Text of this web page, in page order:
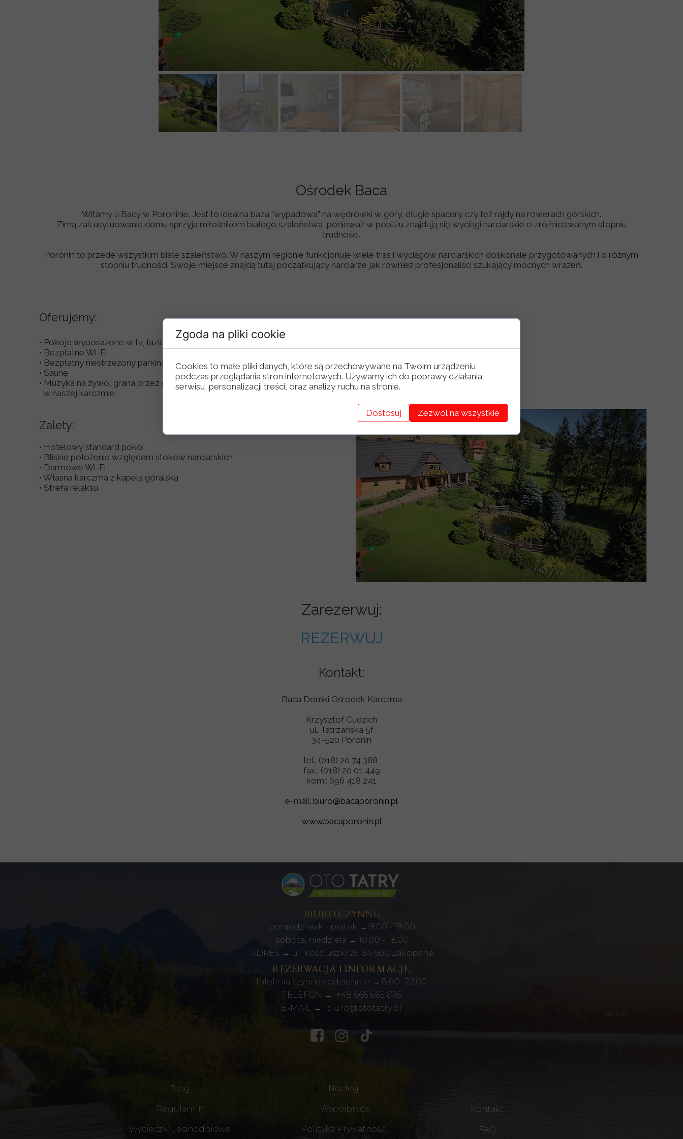
Ośrodek Baca
Witamy u Bacy w Poroninie. Jest to idealna baza "wypadowa" na wędrówki w góry, długie spacery czy też rajdy na rowerach górskich.
Zimą zaś usytuowanie domu sprzyja miłośnikom białego szaleństwa, ponieważ w pobliżu znajdują się wyciągi narciarskie o zróżnicowanym stopniu
trudności.
Poronin to przede wszystkim białe szaleństwo. W naszym regionie funkcjonuje wiele tras i wyciągów narciarskich doskonale przygotowanych i o różnym
stopniu trudności. Swoje miejsce znajdą tutaj początkujący narciarze jak również profesjonaliści szukający mocnych wrażeń.
Oferujemy:
• Pokoje wyposażone w tv, łazienki, internet, ręczniki
• Bezpłatne Wi-Fi
• Bezpłatny niestrzeżony parking
• Saunę
• Muzyka na żywo, grana przez góralską kapelę
w naszej karczmie
Zalety:
• Hotelowy standard pokoi
• Bliskie położenie względem stoków narciarskich
• Darmowe Wi-Fi
• Własna karczma z kapelą góralską
• Strefa relaksu.
Zarezerwuj:
REZERWUJ
Kontakt:
Baca Domki Ośrodek Karczma
Krzysztof Cudzich
ul. Tatrzańska 5f
34-520 Poronin
tel.: (018) 20 74 388
fax.: (018) 20 01 449
kom.: 696 418 241
e-mail: biuro@bacaporonin.pl
www.bacaporonin.pl
Kontakt
FAQ
Noclegi
Współpraca
Polityka Prywatności
BIURO CZYNNE:
poniedziałek - piątek → 9.00 - 19.00
sobota, niedziela → 10.00 - 18.00
ADRES → ul. Kościuszki 25, 34-500 Zakopane
REZERWACJA I INFORMACJE:
Infolinia czynna codziennie → 8.00- 22.00
TELEFON → +48 665 665 676
E-MAIL →
biuro@ototatry.pl
Blog
Regulamin
Wycieczki Jednodniowe
Zgoda na pliki cookie
Cookies to małe pliki danych, które są przechowywane na Twoim urządzeniu
podczas przeglądania stron internetowych. Używamy ich do poprawy działania
serwisu, personalizacji treści, oraz analizy ruchu na stronie.
Dostosuj Zezwól na wszystkie